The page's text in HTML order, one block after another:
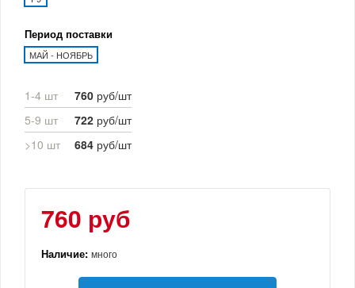
Период поставки
МАЙ - НОЯБРЬ
1-4 шт 760 руб/шт
5-9 шт
722 руб/шт
>10 шт
684 руб/шт
760 руб
Наличие: много